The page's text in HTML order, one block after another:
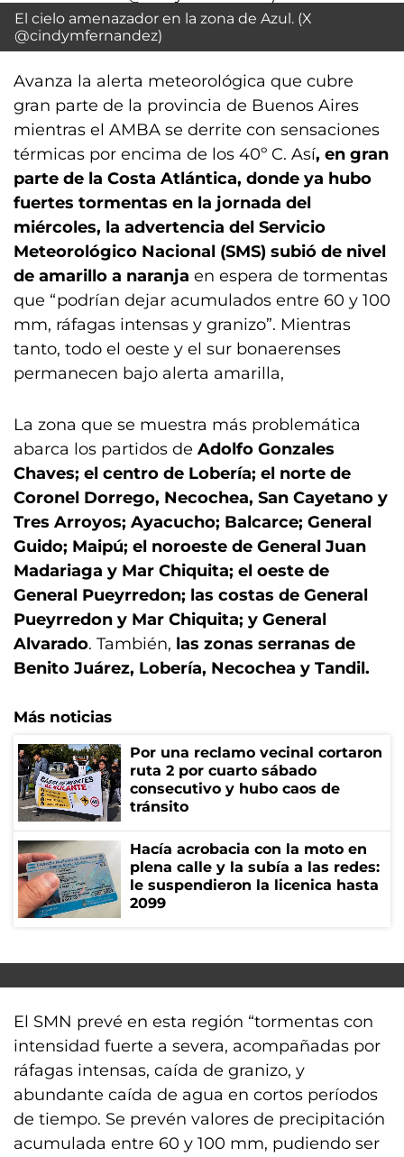
El cielo amenazador en la zona de Azul. (X
@cindymfernandez)
Avanza la alerta meteorológica que cubre
gran parte de la provincia de Buenos Aires
mientras el AMBA se derrite con sensaciones
térmicas por encima de los 40º C. Así, en gran
parte de la Costa Atlántica, donde ya hubo
fuertes tormentas en la jornada del
miércoles, la advertencia del Servicio
Meteorológico Nacional (SMS) subió de nivel
de amarillo a naranja en espera de tormentas
que “podrían dejar acumulados entre 60 y 100
mm, ráfagas intensas y granizo”. Mientras
tanto, todo el oeste y el sur bonaerenses
permanecen bajo alerta amarilla,
La zona que se muestra más problemática
abarca los partidos de Adolfo Gonzales
Chaves; el centro de Lobería; el norte de
Coronel Dorrego, Necochea, San Cayetano y
Tres Arroyos; Ayacucho; Balcarce; General
Guido; Maipú; el noroeste de General Juan
Madariaga y Mar Chiquita; el oeste de
General Pueyrredon; las costas de General
Pueyrredon y Mar Chiquita; y General
Alvarado. También, las zonas serranas de
Benito Juárez, Lobería, Necochea y Tandil.
Más noticias
Por una reclamo vecinal cortaron
ruta 2 por cuarto sábado
consecutivo y hubo caos de
tránsito
Hacía acrobacia con la moto en
plena calle y la subía a las redes:
le suspendieron la licenica hasta
2099
El SMN prevé en esta región “tormentas con
intensidad fuerte a severa, acompañadas por
ráfagas intensas, caída de granizo, y
abundante caída de agua en cortos períodos
de tiempo. Se prevén valores de precipitación
acumulada entre 60 y 100 mm, pudiendo ser